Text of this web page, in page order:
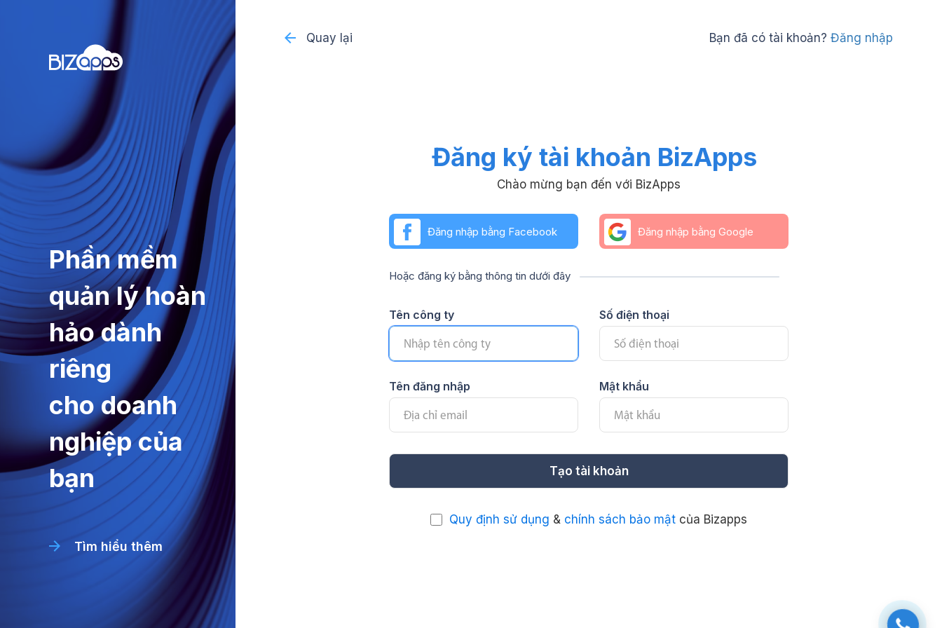
Phần mềm
quản lý hoàn
hảo dành
riêng
cho doanh
nghiệp của
bạn
Tìm hiểu thêm
Quay lại Bạn đã có tài khoản? Đăng nhập
Đăng ký tài khoản BizApps
Chào mừng bạn đến với BizApps
Đăng nhập bằng Facebook Đăng nhập bằng Google
Hoặc đăng ký bằng thông tin dưới đây
Tên công ty Số điện thoại
Tên đăng nhập Mật khẩu
Tạo tài khoản
Quy định sử dụng & chính sách bảo mật của Bizapps